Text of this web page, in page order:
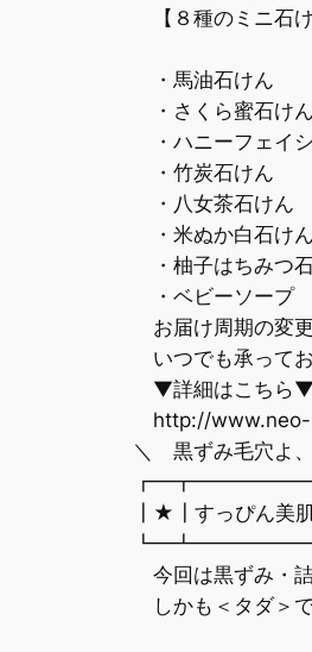
【８種のミニ石
・馬油石けん
・さくら蜜石けん
・ハニーフェイ
・竹炭石けん
・八女茶石けん
・米ぬか白石けん
・柚子はちみつ
・ベビーソープ
お届け周期の変
いつでも承って
▼詳細はこちら▼
http://www.neo-
＼ 黒ずみ毛穴よ
┃★┃すっぴん美
今回は黒ずみ・
しかも＜タダ＞